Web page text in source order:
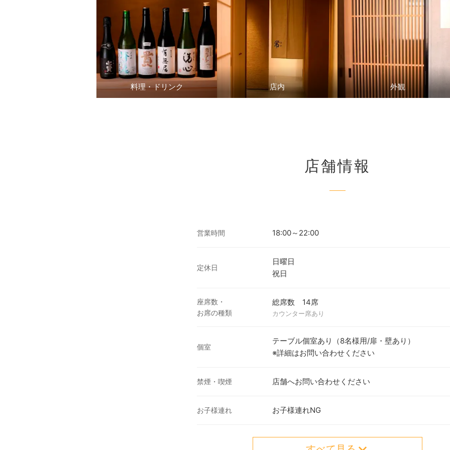
料理・ドリンク 店内 外観
店舗情報
営業時間 18:00～22:00
定休日
日曜日
祝日
座席数・
お席の種類
総席数 14席
カウンター席あり
個室
テーブル個室あり（8名様用/扉・壁あり）
※詳細はお問い合わせください
禁煙・喫煙 店舗へお問い合わせください
お子様連れ お子様連れNG